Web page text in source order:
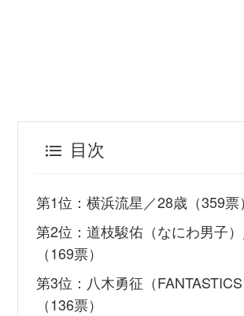
目次
第1位：横浜流星／28歳（359票）
第2位：道枝駿佑（なにわ男子
（169票）
第3位：八木勇征（
（136票）